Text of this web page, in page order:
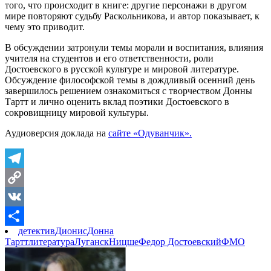
того, что происходит в книге: другие персонажи в другом
мире повторяют судьбу Раскольникова, и автор показывает, к
чему это приводит.
В обсуждении затронули темы морали и воспитания, влияния
учителя на студентов и его ответственности, роли
Достоевского в русской культуре и мировой литературе.
Обсуждение философской темы в дождливый осенний день
завершилось решением ознакомиться с творчеством Донны
Тартт и лично оценить вклад поэтики Достоевского в
сокровищницу мировой культуры.
Аудиоверсия доклада на сайте «Одуванчик».
Telegram
Copy
Link
VK
Отправить
детективДионисДонна
ТарттлитератураЛуганскНицшеФедор ДостоевскийФМО